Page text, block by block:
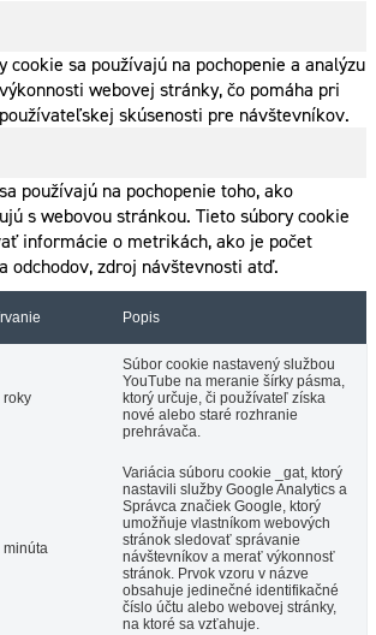
cookie sa používajú na pochopenie a analýzu
webovej stránky, čo pomáha pri
skúsenosti pre návštevníkov.
používajú na pochopenie toho, ako
s webovou stránkou. Tieto súbory cookie
informácie o metrikách, ako je počet
odchodov, zdroj návštevnosti atď.
Popis
roky
Súbor cookie nastavený službou
YouTube na meranie šírky pásma,
ktorý určuje, či používateľ získa
nové alebo staré rozhranie
prehrávača.
minúta
Variácia súboru cookie _gat, ktorý
nastavili služby Google Analytics a
Správca značiek Google, ktorý
umožňuje vlastníkom webových
stránok sledovať správanie
návštevníkov a merať výkonnosť
stránok. Prvok vzoru v názve
obsahuje jedinečné identifikačné
číslo účtu alebo webovej stránky,
na ktoré sa vzťahuje.